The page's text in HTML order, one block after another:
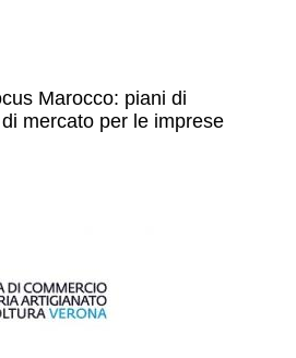
Marocco: piani di
mercato per le imprese